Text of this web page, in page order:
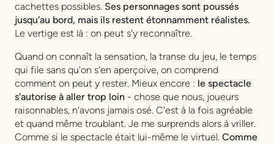
cachettes possibles. Ses personnages sont poussés
jusqu'au bord, mais ils restent étonnamment réalistes.
Le vertige est là : on peut s'y reconnaître.
Quand on connaît la sensation, la transe du jeu, le temps
qui file sans qu'on s'en aperçoive, on comprend
comment on peut y rester. Mieux encore : le spectacle
s'autorise à aller trop loin - chose que nous, joueurs
raisonnables, n'avons jamais osé. C'est à la fois agréable
et quand même troublant. Je me surprends alors à vriller.
Comme si le spectacle était lui-même le virtuel. Comme